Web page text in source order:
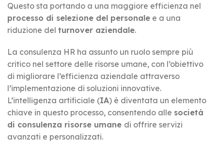
Questo sta portando a una maggiore efficienza nel
processo di selezione del personale e a una
riduzione del turnover aziendale.
La consulenza HR ha assunto un ruolo sempre più
critico nel settore delle risorse umane, con l’obiettivo
di migliorare l’efficienza aziendale attraverso
l’implementazione di soluzioni innovative.
L’intelligenza artificiale (IA) è diventata un elemento
chiave in questo processo, consentendo alle società
di consulenza risorse umane di offrire servizi
avanzati e personalizzati.